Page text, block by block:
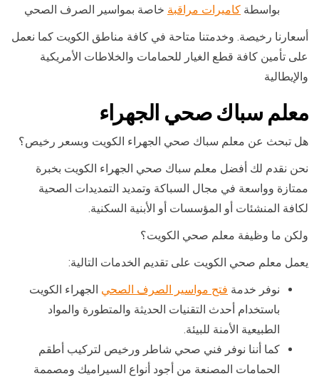
بواسطة كاميرات مراقبة خاصة بمواسير الصرف الصحي
أسعارنا رخيصة. وخدمتنا متاحة في كافة مناطق الكويت كما نعمل
على تأمين كافة قطع الغيار للحمامات والخلاطات الأمريكية
والإيطالية
معلم سباك صحي الجهراء
هل تبحث عن معلم سباك صحي الجهراء الكويت وبسعر رخيص؟
نحن نقدم لك أفضل معلم سباك صحي الجهراء الكويت بخبرة
ممتازة وواسعة في مجال السباكة وتمديد التمديدات الصحية
لكافة المنشئات أو المؤسسات أو الأبنية السكنية.
ولكن ما وظيفة معلم صحي الكويت؟
يعمل معلم صحي الكويت على تقديم الخدمات التالية:
نوفر خدمة فتح مواسير الصرف الصحي الجهراء الكويت
باستخدام أحدث التقنيات الحديثة والمتطورة والمواد
الطبيعية الأمنة للبيئة.
كما أننا نوفر فني صحي شاطر ورخيص لتركيب أطقم
الحمامات المصنعة من أجود أنواع السيراميك ومصممة